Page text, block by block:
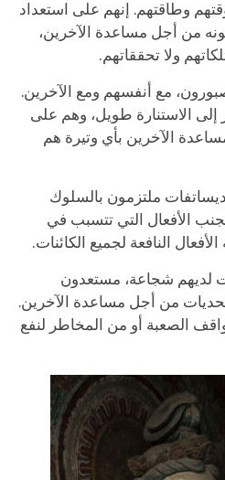
وطاقتهم. إنهم على استعداد
من أجل مساعدة الآخرين،
ولا تحققاتهم.
مع أنفسهم ومع الآخرين.
إلى الاستنارة طويل، وهم على
الآخرين بأي وتيرة هم
ملتزمون بالسلوك
تجنب الأفعال التي تتسبب في
النافعة لجميع الكائنات.
لديهم شجاعة، مستعدون
من أجل مساعدة الآخرين.
الصعبة أو من المخاطر لنفع